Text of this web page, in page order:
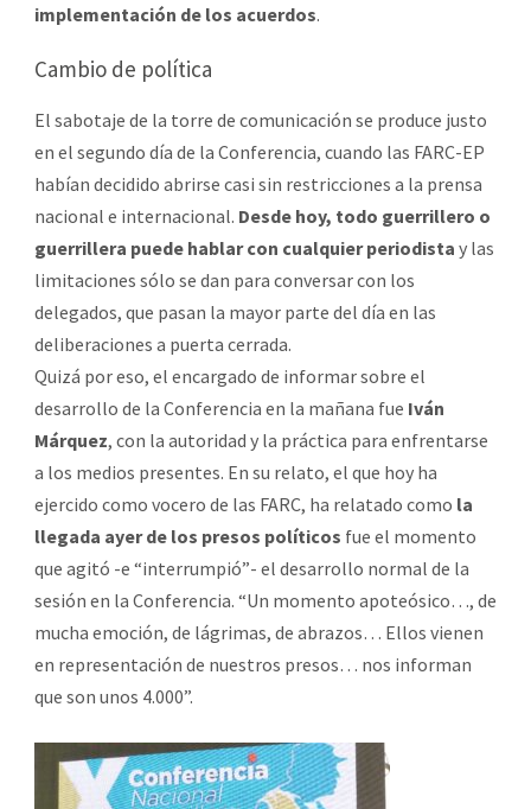
implementación de los acuerdos.
Cambio de política
El sabotaje de la torre de comunicación se produce justo
en el segundo día de la Conferencia, cuando las FARC-EP
habían decidido abrirse casi sin restricciones a la prensa
nacional e internacional. Desde hoy, todo guerrillero o
guerrillera puede hablar con cualquier periodista y las
limitaciones sólo se dan para conversar con los
delegados, que pasan la mayor parte del día en las
deliberaciones a puerta cerrada.
Quizá por eso, el encargado de informar sobre el
desarrollo de la Conferencia en la mañana fue Iván
Márquez, con la autoridad y la práctica para enfrentarse
a los medios presentes. En su relato, el que hoy ha
ejercido como vocero de las FARC, ha relatado como la
llegada ayer de los presos políticos fue el momento
que agitó -e “interrumpió”- el desarrollo normal de la
sesión en la Conferencia. “Un momento apoteósico…, de
mucha emoción, de lágrimas, de abrazos… Ellos vienen
en representación de nuestros presos… nos informan
que son unos 4.000”.